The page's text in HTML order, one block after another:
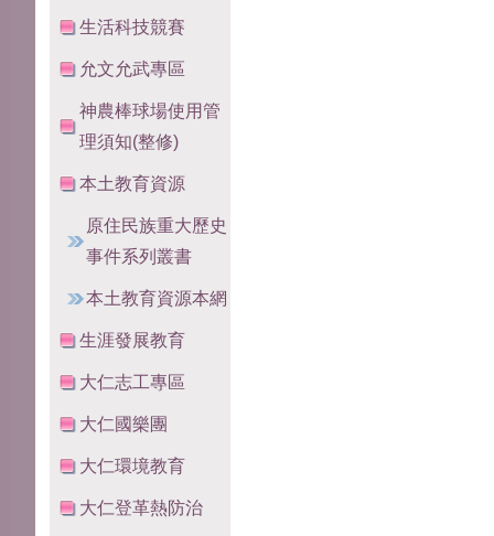
生活科技競賽
允文允武專區
神農棒球場使用管
理須知(整修)
本土教育資源
原住民族重大歷史
事件系列叢書
本土教育資源本網
生涯發展教育
大仁志工專區
大仁國樂團
大仁環境教育
大仁登革熱防治